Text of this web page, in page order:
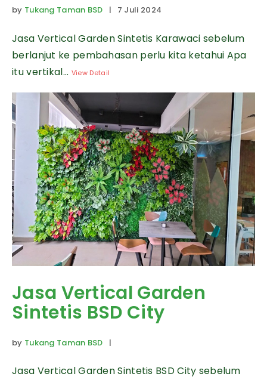
by Tukang Taman BSD | 7 Juli 2024
Jasa Vertical Garden Sintetis Karawaci sebelum
berlanjut ke pembahasan perlu kita ketahui Apa
itu vertikal... View Detail
Jasa Vertical Garden
Sintetis BSD City
by Tukang Taman BSD |
Jasa Vertical Garden Sintetis BSD City sebelum